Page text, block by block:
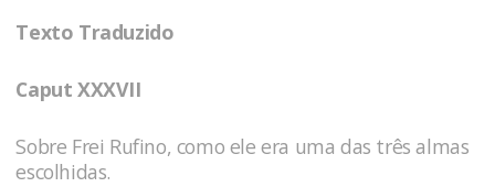
Texto Traduzido
Caput XXXVII
Sobre Frei Rufino, como ele era uma das três almas
escolhidas.